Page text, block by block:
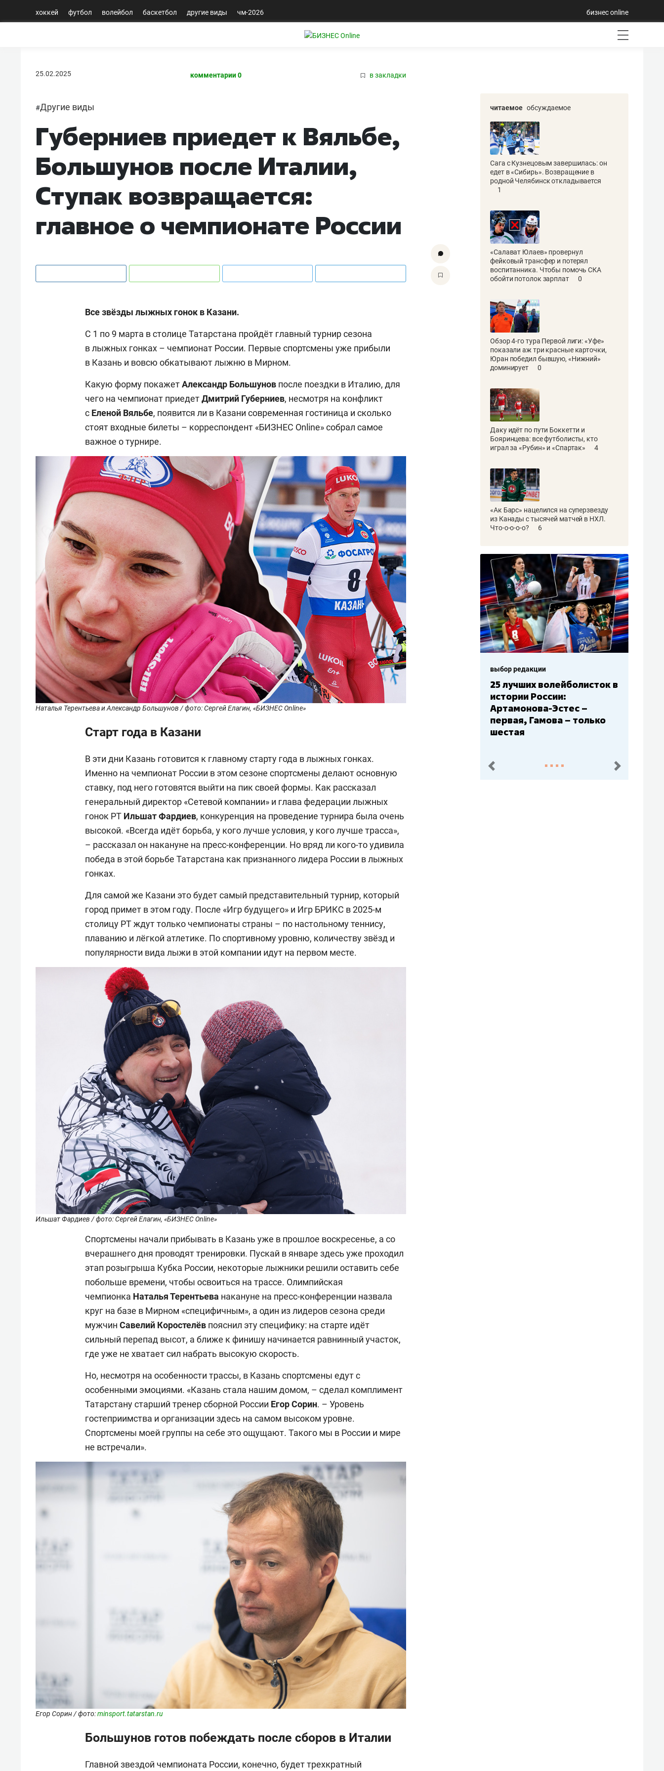
хоккей футбол волейбол баскетбол другие виды чм-2026 бизнес online
25.02.2025 комментарии 0 в закладки
#Другие виды
Губерниев приедет к Вяльбе,
Большунов после Италии,
Ступак возвращается:
главное о чемпионате России
Все звёзды лыжных гонок в Казани.
С 1 по 9 марта в столице Татарстана пройдёт главный турнир сезона
в лыжных гонках – чемпионат России. Первые спортсмены уже прибыли
в Казань и вовсю обкатывают лыжню в Мирном.
Какую форму покажетАлександр Большунов после поездки в Италию, для
чего на чемпионат приедетДмитрий Губерниев, несмотря на конфликт
с Еленой Вяльбе, появится ли в Казани современная гостиница и сколько
стоят входные билеты – корреспондент «БИЗНЕС Online» собрал самое
важное о турнире.
Наталья Терентьева и Александр Большунов / фото: Сергей Елагин, «БИЗНЕС Online»
Старт года в Казани
В эти дни Казань готовится к главному старту года в лыжных гонках.
Именно на чемпионат России в этом сезоне спортсмены делают основную
ставку, под него готовятся выйти на пик своей формы. Как рассказал
генеральный директор «Сетевой компании» и глава федерации лыжных
гонок РТ ИльшатФардиев, конкуренция на проведение турнира была очень
высокой. «Всегда идёт борьба, у кого лучше условия, у кого лучше трасса»,
– рассказал он накануне на пресс-конференции. Но вряд ли кого-то удивила
победа в этой борьбе Татарстана как признанного лидера России в лыжных
гонках.
Для самой же Казани это будет самый представительный турнир, который
город примет в этом году. После «Игр будущего» и Игр БРИКС в 2025-м
столицу РТ ждут только чемпионаты страны – по настольному теннису,
плаванию и лёгкой атлетике. По спортивному уровню, количеству звёзд и
популярности вида лыжи в этой компании идут на первом месте.
Ильшат Фардиев / фото: Сергей Елагин, «БИЗНЕС Online»
Спортсмены начали прибывать в Казань уже в прошлое воскресенье, а со
вчерашнего дня проводят тренировки. Пускай в январе здесь уже проходил
этап розыгрыша Кубка России, некоторые лыжники решили оставить себе
побольше времени, чтобы освоиться на трассе. Олимпийская
чемпионка НатальяТерентьева накануне на пресс-конференции назвала
круг на базе в Мирном «специфичным», а один из лидеров сезона среди
мужчин Савелий Коростелёв пояснил эту специфику: на старте идёт
сильный перепад высот, а ближе к финишу начинается равнинный участок,
где уже не хватает сил набрать высокую скорость.
Но, несмотря на особенности трассы, в Казань спортсмены едут с
особенными эмоциями. «Казань стала нашим домом, – сделал комплимент
Татарстану старший тренер сборной России ЕгорСорин. – Уровень
гостеприимства и организации здесь на самом высоком уровне.
Спортсмены моей группы на себе это ощущают. Такого мы в России и мире
не встречали».
Егор Сорин / фото:minsport.tatarstan.ru
Большунов готов побеждать после сборов в Италии
Главной звездой чемпионата России, конечно, будет трехкратный
читаемое обсуждаемое
Сага с Кузнецовым завершилась: он
едет в «Сибирь». Возвращение в
родной Челябинск откладывается
1
«Салават Юлаев» провернул
фейковый трансфер и потерял
воспитанника. Чтобы помочь СКА
обойти потолок зарплат
0
Обзор 4-го тура Первой лиги: «Уфе»
показали аж три красные карточки,
Юран победил бывшую, «Нижний»
доминирует
0
Даку идёт по пути Боккетти и
Бояринцева: все футболисты, кто
играл за «Рубин» и «Спартак»
4
«Ак Барс» нацелился на суперзвезду
из Канады с тысячей матчей в НХЛ.
Что-о-о-о-о?
6
выбор редакции
Бюджеты клубов КХЛ: СКА
– главный мажор, «Ак
Барс» – второй, «Салават
Юлаев» – середняк
пред. след.